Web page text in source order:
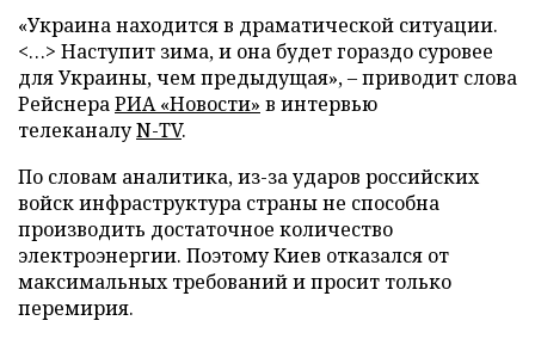
«Украина находится в драматической ситуации.
<…> Наступит зима, и она будет гораздо суровее
для Украины, чем предыдущая», – приводит слова
РейснераРИА «Новости» в интервью
телеканалуN-TV.
По словам аналитика, из-за ударов российских
войск инфраструктура страны не способна
производить достаточное количество
электроэнергии. Поэтому Киев отказался от
максимальных требований и просит только
перемирия.